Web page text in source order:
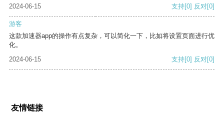
2024-06-15 支持[0] 反对[0]
游客
这款加速器app的操作有点复杂，可以简化一下，比如将设置页面进行优
化。
2024-06-15
支持[0] 反对[0]
友情链接